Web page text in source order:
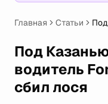
Главная Статьи
Под
водитель
сбил лося